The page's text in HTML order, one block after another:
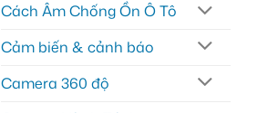
Cách Âm Chống Ồn Ô Tô
Cảm biến & cảnh báo
Camera 360 độ